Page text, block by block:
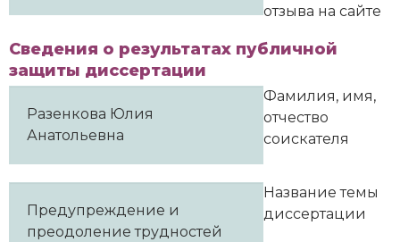
отзыва на сайте
Сведения о результатах публичной
защиты диссертации
Разенкова Юлия
Анатольевна
Фамилия, имя,
отчество
соискателя
Предупреждение и
преодоление трудностей
Название темы
диссертации